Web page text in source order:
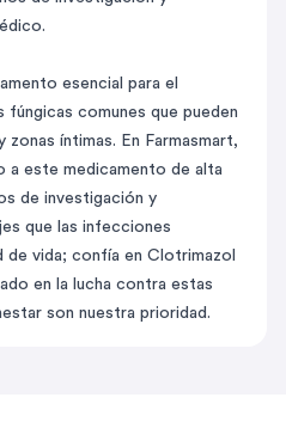
esencial para el
comunes que pueden
íntimas. En Farmasmart,
a este medicamento de alta
de investigación y
que las infecciones
vida; confía en Clotrimazol
en la lucha contra estas
son nuestra prioridad.